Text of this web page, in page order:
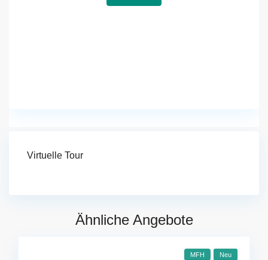
Virtuelle Tour
Ähnliche Angebote
MFH Neu